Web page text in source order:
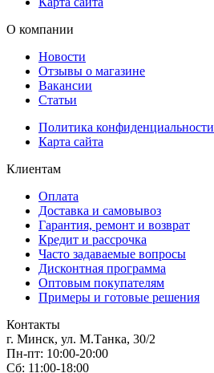
О компании
Новости
Отзывы о магазине
Вакансии
Статьи
Политика конфиденциальности
Карта сайта
Клиентам
Оплата
Доставка и самовывоз
Гарантия, ремонт и возврат
Кредит и рассрочка
Часто задаваемые вопросы
Дисконтная программа
Оптовым покупателям
Примеры и готовые решения
Контакты
г. Минск, ул. М.Танка, 30/2
Пн-пт: 10:00-20:00
Сб: 11:00-18:00